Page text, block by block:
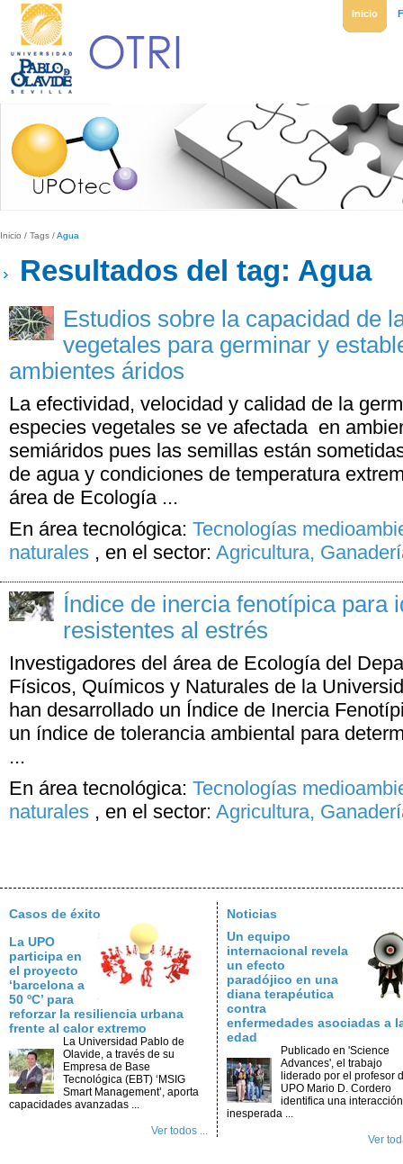
Inicio
Inicio / Tags /Agua
Resultados del tag: Agua
Estudios sobre la capacidad de
vegetales para germinar y
ambientes áridos
La efectividad, velocidad y calidad de la
especies vegetales se ve afectada en
semiáridos pues las semillas están
de agua y condiciones de temperatura
área de Ecología ...
En área tecnológica: Tecnologías
naturales , en el sector: Agricultura,
Índice de inercia fenotípica para
resistentes al estrés
Investigadores del área de Ecología del
Físicos, Químicos y Naturales de la
han desarrollado un Índice de Inercia
un índice de tolerancia ambiental para
...
En área tecnológica: Tecnologías
naturales , en el sector: Agricultura,
Casos de éxito
La UPO
participa en
el proyecto
‘barcelona a
50 ºC’ para
reforzar la resiliencia urbana
frente al calor extremo
La Universidad Pablo de
Olavide, a través de su
Empresa de Base
Tecnológica (EBT) ‘MSIG
Smart Management’, aporta
capacidades avanzadas ...
Ver todos ...
Noticias
Un equipo
internacional revela
un efecto
paradójico en una
diana terapéutica
contra
enfermedades asociadas a
edad
Publicado en 'Science
Advances', el trabajo
liderado por el profesor
UPO Mario D. Cordero
identifica una interacción
inesperada ...
Ver